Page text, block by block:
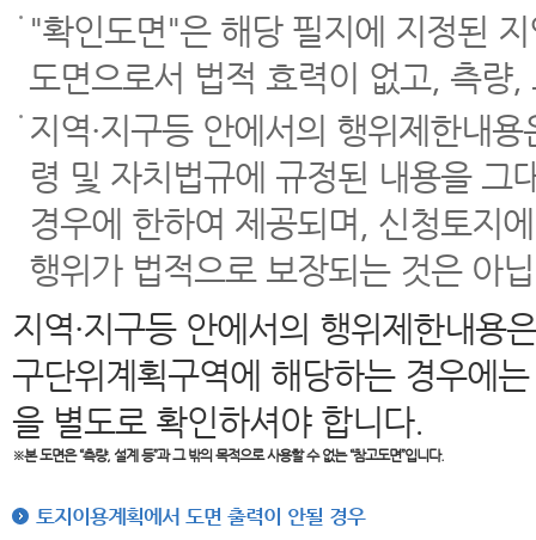
"확인도면"은 해당 필지에 지정된
도면으로서 법적 효력이 없고, 측량
지역·지구등 안에서의 행위제한내
령 및 자치법규에 규정된 내용을 그
경우에 한하여 제공되며, 신청토지
행위가 법적으로 보장되는 것은 아
지역·지구등 안에서의 행위제한내용
구단위계획구역에 해당하는 경우에
을 별도로 확인하셔야 합니다.
※본 도면은“측량, 설계 등”과 그 밖의 목적으로 사용할 수 없는 “참고도면”입니다.
토지이용계획에서 도면 출력이 안될 경우